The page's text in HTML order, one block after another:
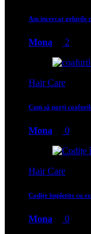
Am incercat gelurile
Mona 2
Hair Care
Cum să porți
Mona 0
Hair Care
Codițe împletite cu
Mona 0